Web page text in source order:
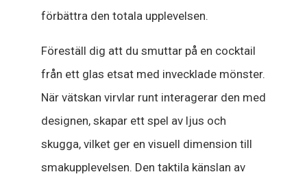
förbättra den totala upplevelsen.
Föreställ dig att du smuttar på en cocktail
från ett glas etsat med invecklade mönster.
När vätskan virvlar runt interagerar den med
designen, skapar ett spel av ljus och
skugga, vilket ger en visuell dimension till
smakupplevelsen. Den taktila känslan av